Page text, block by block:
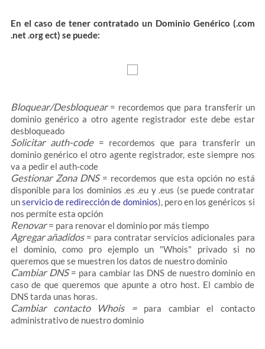
En el caso de tener contratado un Dominio Genérico (.com
.net .org ect) se puede:
Bloquear/Desbloquear= recordemos que para transferir un
dominio genérico a otro agente registrador este debe estar
desbloqueado
Solicitar auth-code= recordemos que para transferir un
dominio genérico el otro agente registrador, este siempre nos
va a pedir el auth-code
Gestionar Zona DNS= recordemos que esta opción no está
disponible para los dominios .es .eu y .eus (se puede contratar
unservicio de redirección de dominios), pero en los genéricos si
nos permite esta opción
Renovar= para renovar el dominio por más tiempo
Agregar añadidos= para contratar servicios adicionales para
el dominio, como pro ejemplo un "Whois" privado si no
queremos que se muestren los datos de nuestro dominio
Cambiar DNS= para cambiar las DNS de nuestro dominio en
caso de que queremos que apunte a otro host. El cambio de
DNS tarda unas horas.
Cambiar contacto Whois =para cambiar el contacto
administrativo de nuestro dominio